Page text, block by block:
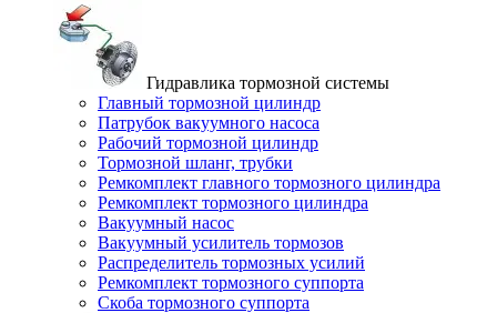
Гидравлика тормозной системы
Главный тормозной цилиндр
Патрубок вакуумного насоса
Рабочий тормозной цилиндр
Тормозной шланг, трубки
Ремкомплект главного тормозного цилиндра
Ремкомплект тормозного цилиндра
Вакуумный насос
Вакуумный усилитель тормозов
Распределитель тормозных усилий
Ремкомплект тормозного суппорта
Скоба тормозного суппорта